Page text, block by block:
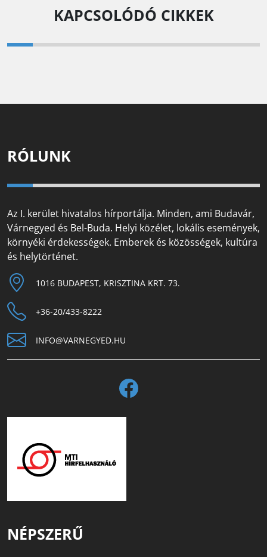
KAPCSOLÓDÓ CIKKEK
RÓLUNK
Az I. kerület hivatalos hírportálja. Minden, ami Budavár,
Várnegyed és Bel-Buda. Helyi közélet, lokális események,
környéki érdekességek. Emberek és közösségek, kultúra
és helytörténet.
1016 BUDAPEST, KRISZTINA KRT. 73.
+36-20/433-8222
INFO@VARNEGYED.HU
NÉPSZERŰ